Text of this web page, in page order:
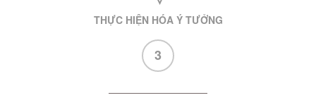
THỰC HIỆN HÓA Ý TƯỞNG
3